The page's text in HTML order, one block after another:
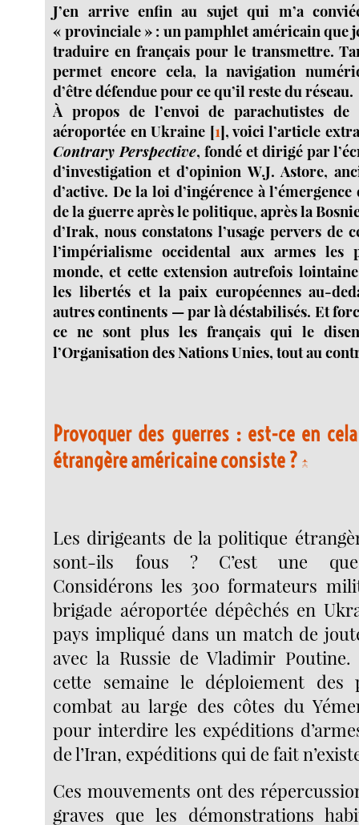
J’en arrive enfin au sujet qui m’a
« provinciale » : un pamphlet américain que
traduire en français pour le transmettre.
permet encore cela, la navigation
d’être défendue pour ce qu’il reste du réseau.
À propos de l’envoi de parachutistes de
aéroportée en Ukraine [1], voici l’article
Contrary Perspective, fondé et dirigé par
d’investigation et d’opinion W.J. Astore,
d’active. De la loi d’ingérence à
de la guerre après le politique, après la
d’Irak, nous constatons l’usage pervers
l’impérialisme occidental aux armes les
monde, et cette extension autrefois
les libertés et la paix européennes au-
autres continents — par là déstabilisés. Et
ce ne sont plus les français qui le
l’Organisation des Nations Unies, tout au
Provoquer des guerres : est-ce en
étrangère américaine consiste ? ↑
Les dirigeants de la politique
sont-ils fous ? C’est une
Considérons les 300 formateurs
brigade aéroportée dépêchés en
pays impliqué dans un match de
avec la Russie de Vladimir Poutine.
cette semaine le déploiement des
combat au large des côtes du
pour interdire les expéditions
de l’Iran, expéditions qui de fait
Ces mouvements ont des
graves que les démonstrations